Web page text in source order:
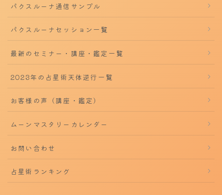
パクスルーナ通信サンプル
パクスルーナセッション一覧
最新のセミナー・講座・鑑定一覧
2023年の占星術天体逆行一覧
お客様の声（講座・鑑定）
ムーンマスタリーカレンダー
お問い合わせ
占星術ランキング